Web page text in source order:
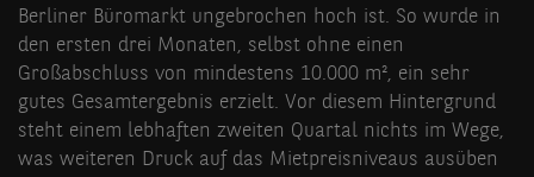
Berliner Büromarkt ungebrochen hoch ist. So wurde in
den ersten drei Monaten, selbst ohne einen
Großabschluss von mindestens 10.000 m², ein sehr
gutes Gesamtergebnis erzielt. Vor diesem Hintergrund
steht einem lebhaften zweiten Quartal nichts im Wege,
was weiteren Druck auf das Mietpreisniveaus ausüben